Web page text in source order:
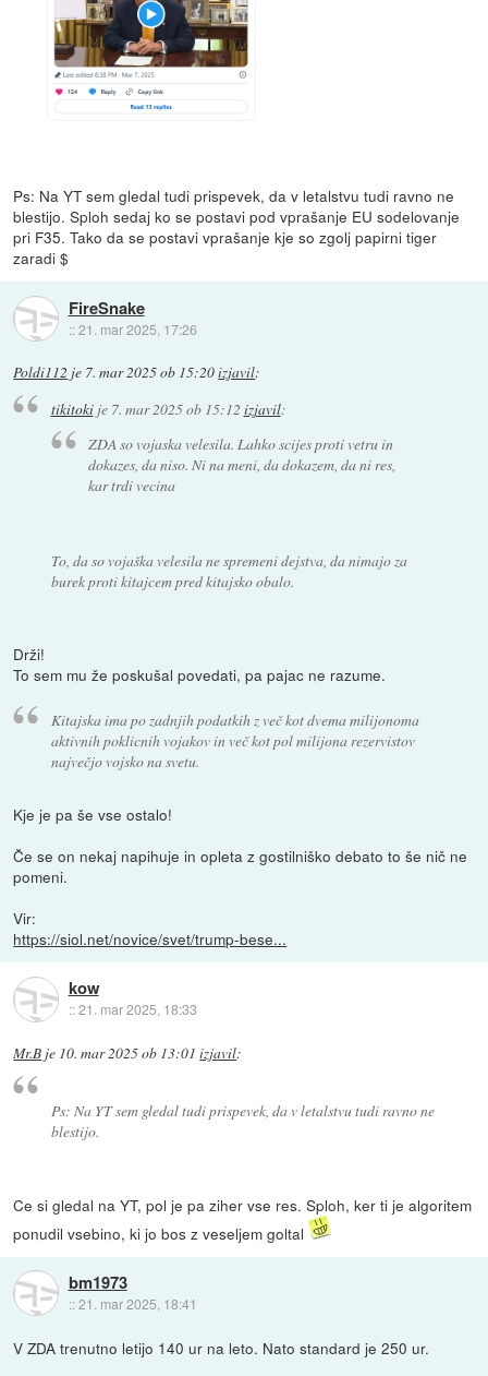
Ps: Na YT sem gledal tudi prispevek, da v letalstvu tudi ravno ne
blestijo. Sploh sedaj ko se postavi pod vprašanje EU sodelovanje
pri F35. Tako da se postavi vprašanje kje so zgolj papirni tiger
zaradi $
FireSnake
::21. mar 2025, 17:26
Poldi112 je 7. mar 2025 ob 15:20izjavil:
tikitokije 7. mar 2025 ob 15:12 izjavil:
ZDA so vojaska velesila. Lahko scijes proti vetru in
dokazes, da niso. Ni na meni, da dokazem, da ni res,
kar trdi vecina
To, da so vojaška velesila ne spremeni dejstva, da nimajo za
burek proti kitajcem pred kitajsko obalo.
Drži!
To sem mu že poskušal povedati, pa pajac ne razume.
Kitajska ima po zadnjih podatkih z več kot dvema milijonoma
aktivnih poklicnih vojakov in več kot pol milijona rezervistov
največjo vojsko na svetu.
Kje je pa še vse ostalo!
Če se on nekaj napihuje in opleta z gostilniško debato to še nič ne
pomeni.
Vir:
https://siol.net/novice/svet/trump-bese...
kow
::21. mar 2025, 18:33
Mr.B je 10. mar 2025 ob 13:01 izjavil:
Ps: Na YT sem gledal tudi prispevek, da v letalstvu tudi ravno ne
blestijo.
Ce si gledal na YT, pol je pa ziher vse res. Sploh, ker ti je algoritem
ponudil vsebino, ki jo bos z veseljem goltal
bm1973
::21. mar 2025, 18:41
V ZDA trenutno letijo 140 ur na leto. Nato standard je 250 ur.